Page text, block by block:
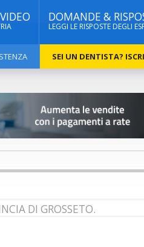
DOMANDE &
LEGGI LE RISPOSTE DEGLI
SEI UN DENTISTA?
DI GROSSETO.